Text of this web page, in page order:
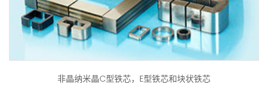
非晶纳米晶C型铁芯，E型铁芯和块状铁芯